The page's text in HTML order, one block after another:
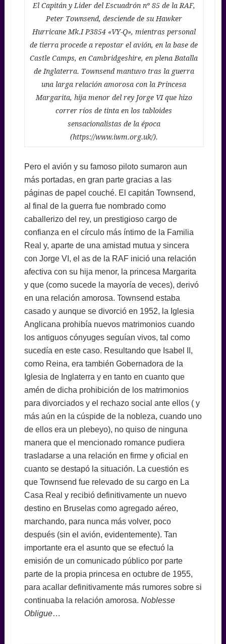
El Capitán y Lider del Escuadrón nº 85 de la RAF,
Peter Townsend, desciende de su Hawker
Hurricane Mk.I P3854 «VY-Q», mientras personal
de tierra procede a repostar el avión, en la base de
Castle Camps, en Cambridgeshire, en plena Batalla
de Inglaterra. Townsend mantuvo tras la guerra
una larga relación amorosa con la Princesa
Margarita, hija menor del rey Jorge VI que hizo
correr ríos de tinta en los tabloides
sensacionalistas de la época
(https://www.iwm.org.uk/).
Pero el avión y su famoso piloto sumaron aun
más portadas, en gran parte gracias a las
páginas de papel couché. El capitán Townsend,
al final de la guerra fue nombrado como
caballerizo del rey, un prestigioso cargo de
confianza en el círculo más íntimo de la Familia
Real y, aparte de una amistad mutua y sincera
con Jorge VI, el as de la RAF inició una relación
afectiva con su hija menor, la princesa Margarita
y que (como sucede la mayoría de veces), derivó
en una relación amorosa. Townsend estaba
casado y aunque se divorció en 1952, la Iglesia
Anglicana prohibía nuevos matrimonios cuando
los antiguos cónyuges seguían vivos, tal como
sucedía en este caso. Resultando que Isabel II,
como Reina, era también Gobernadora de la
Iglesia de Inglaterra y en tanto en cuanto que
amén de dicha prohibición de los matrimonios
para divorciados y el rechazo social ante ellos ( y
más aún en la cúspide de la nobleza, cuando uno
de ellos era un plebeyo), no quiso de ninguna
manera que el mencionado romance pudiera
trasladarse a una relación en firme y oficial en
cuanto se destapó la situación. La cuestión es
que Townsend fue relevado de su cargo en La
Casa Real y recibió definitivamente un nuevo
destino en Bruselas como agregado aéreo,
marchando, para nunca más volver, poco
después (sin el avión, evidentemente). Tan
importante era el asunto que se efectuó la
emisión de un comunicado público por parte
parte de la propia princesa en octubre de 1955,
para acallar definitivamente más rumores sobre si
continuaba la relación amorosa. Noblesse
Obligue…